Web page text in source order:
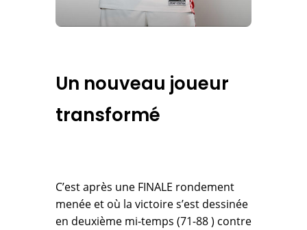
Un nouveau joueur
transformé
C’est après une FINALE rondement
menée et où la victoire s’est dessinée
en deuxième mi-temps (71-88 ) contre